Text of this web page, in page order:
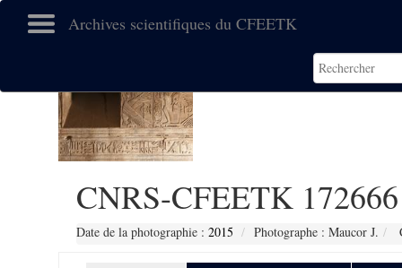
Archives scientifiques du CFEETK
CNRS-CFEETK 172666
Date de la photographie : 2015 Photographe : Maucor J.